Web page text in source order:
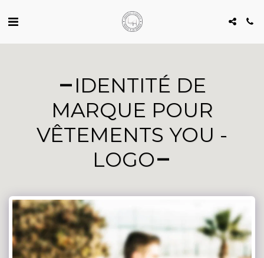
IDENTITÉ DE
MARQUE POUR
VÊTEMENTS YOU -
LOGO